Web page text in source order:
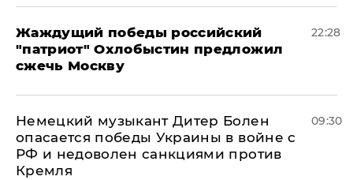
Жаждущий победы российский
"патриот" Охлобыстин предложил
сжечь Москву
22:28
Немецкий музыкант Дитер Болен
опасается победы Украины в войне с
РФ и недоволен санкциями против
Кремля
09:30